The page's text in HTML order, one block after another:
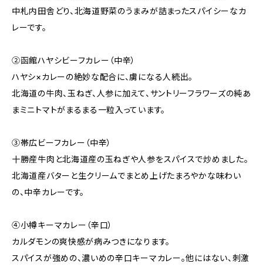
中札内田舎どり、北海道野菜のうまみが詰まったスパイシーなカ
レーです。
②函館ハヤシビーフカレー（中辛）
ハヤシ×カレーの絶妙な配合に、虜になる人続出。
北海道の牛肉、玉ねぎ、人参に加えて、サントリーフラワーズの純あ
まミニトマトがまるまる一粒入っています。
③帯広ビーフカレー（中辛）
十勝産牛肉と北海道産の玉ねぎや人参をスパイスで炒めました。
北海道産バターと生クリームでまとめ上げたまろやかな味わい
の、中辛カレーです。
④小樽キーマカレー（辛口）
カルダモンの爽快感が病みつきになります。
スパイスが強めの、濃いめの辛口キーマカレー。他にはない、刺激